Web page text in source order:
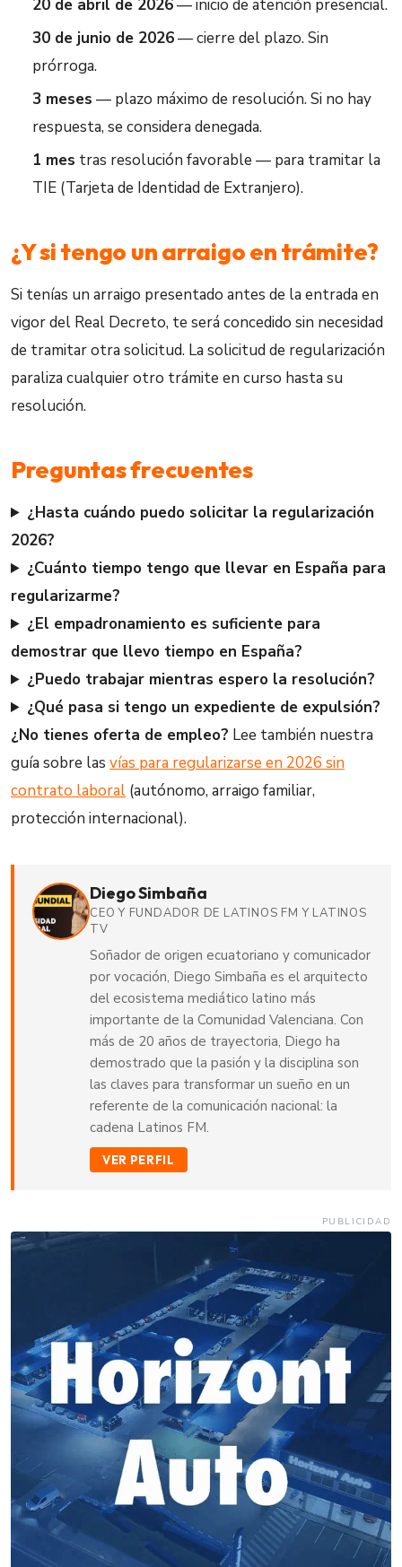
20 de abril de 2026— inicio de atención presencial.
30 de junio de 2026— cierre del plazo. Sin
prórroga.
3 meses — plazo máximo de resolución. Si no hay
respuesta, se considera denegada.
1 mes tras resolución favorable — para tramitar la
TIE (Tarjeta de Identidad de Extranjero).
¿Y si tengo un arraigo en trámite?
Si tenías un arraigo presentado antes de la entrada en
vigor del Real Decreto, te será concedido sin necesidad
de tramitar otra solicitud. La solicitud de regularización
paraliza cualquier otro trámite en curso hasta su
resolución.
Preguntas frecuentes
¿Hasta cuándo puedo solicitar la regularización
2026?
¿Cuánto tiempo tengo que llevar en España para
regularizarme?
¿El empadronamiento es suficiente para
demostrar que llevo tiempo en España?
¿Puedo trabajar mientras espero la resolución?
¿Qué pasa si tengo un expediente de expulsión?
¿No tienes oferta de empleo? Lee también nuestra
guía sobre las vías para regularizarse en 2026 sin
contrato laboral (autónomo, arraigo familiar,
protección internacional).
Diego Simbaña
CEO Y FUNDADOR DE LATINOS FM Y LATINOS
TV
Soñador de origen ecuatoriano y comunicador
por vocación, Diego Simbaña es el arquitecto
del ecosistema mediático latino más
importante de la Comunidad Valenciana. Con
más de 20 años de trayectoria, Diego ha
demostrado que la pasión y la disciplina son
las claves para transformar un sueño en un
referente de la comunicación nacional: la
cadena Latinos FM.
VER PERFIL
PUBLICIDAD